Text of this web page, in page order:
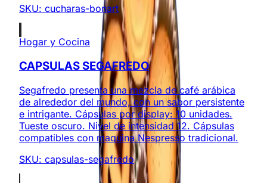
SKU: cucharas-bonart
Hogar y Cocina
CAPSULAS SEGAFREDO
Segafredo presenta una mezcla de café arábica
de alrededor del mundo, con un sabor persistente
e intrigante. Cápsulas por display: 10 unidades.
Tueste oscuro. Nivel de intensidad 12. Cápsulas
compatibles con maquina Nespresso tradicional.
SKU: capsulas-segafredo